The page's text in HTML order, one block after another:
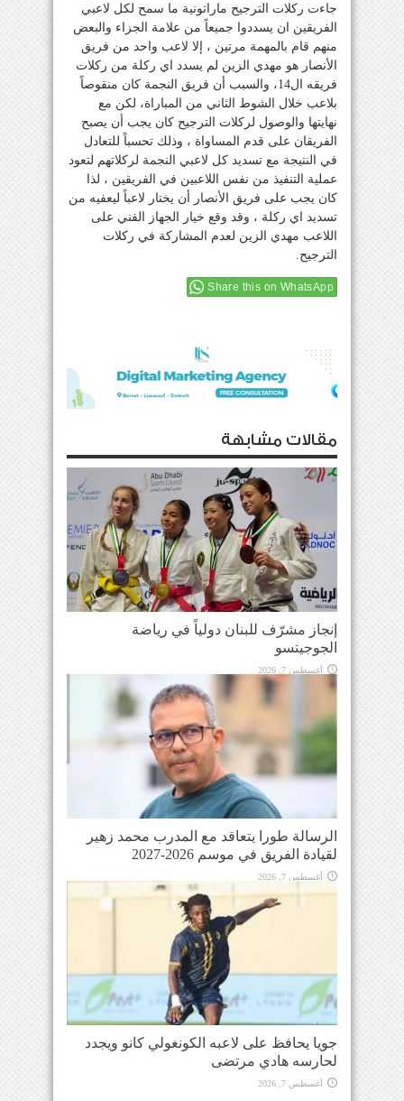
جاءت ركلات الترجيح ماراتونية ما سمح لكل لاعبي
الفريقين ان يسددوا جميعاً من علامة الجزاء والبعض
منهم قام بالمهمة مرتين ، إلا لاعب واحد من فريق
الأنصار هو مهدي الزين لم يسدد اي ركلة من ركلات
فريقه ال14، والسبب أن فريق النجمة كان منقوصاً
بلاعب خلال الشوط الثاني من المباراة، لكن مع
نهايتها والوصول لركلات الترجيح كان يجب أن يصبح
الفريقان على قدم المساواة ، وذلك تحسباً للتعادل
في النتيجة مع تسديد كل لاعبي النجمة لركلاتهم لتعود
عملية التنفيذ من نفس اللاعبين في الفريقين ، لذا
كان يجب على فريق الأنصار أن يختار لاعباً ليعفيه من
تسديد اي ركلة ، وقد وقع خيار الجهاز الفني على
اللاعب مهدي الزين لعدم المشاركة في ركلات
الترجيح.
Share this on WhatsApp
مقالات مشابهة
إنجاز مشرّف للبنان دولياً في رياضة
الجوجيتسو
أغسطس 7, 2026
الرسالة طورا يتعاقد مع المدرب محمد زهير
لقيادة الفريق في موسم 2026-2027
أغسطس 7, 2026
جويا يحافظ على لاعبه الكونغولي كانو ويجدد
لحارسه هادي مرتضى
أغسطس 7, 2026